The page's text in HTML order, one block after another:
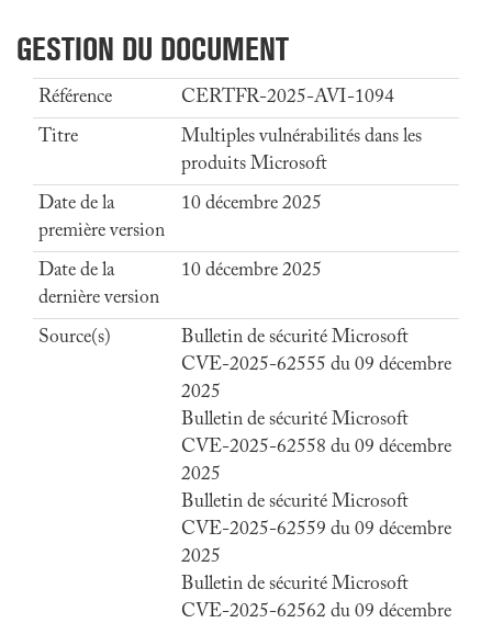
GESTION DU DOCUMENT
Référence
CERTFR-2025-AVI-1094
Titre
Multiples vulnérabilités dans les
produits Microsoft
Date de la
première version
10 décembre 2025
Date de la
dernière version
10 décembre 2025
Source(s)
Bulletin de sécurité Microsoft
CVE-2025-62555 du 09 décembre
2025
Bulletin de sécurité Microsoft
CVE-2025-62558 du 09 décembre
2025
Bulletin de sécurité Microsoft
CVE-2025-62559 du 09 décembre
2025
Bulletin de sécurité Microsoft
CVE-2025-62562 du 09 décembre